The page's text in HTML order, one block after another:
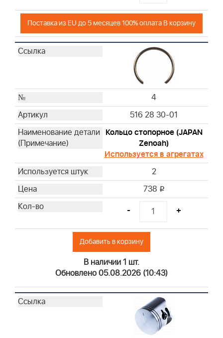
Поставка из EU до 5 месяцев 100% оплата В корзину
4
516 28 30-01
Кольцо стопорное (JAPAN
Zenoah)
Используется в агрегатах
2
738 i
- +
Добавить в корзину
В наличии 1 шт.
Обновлено 05.08.2026 (10:43)